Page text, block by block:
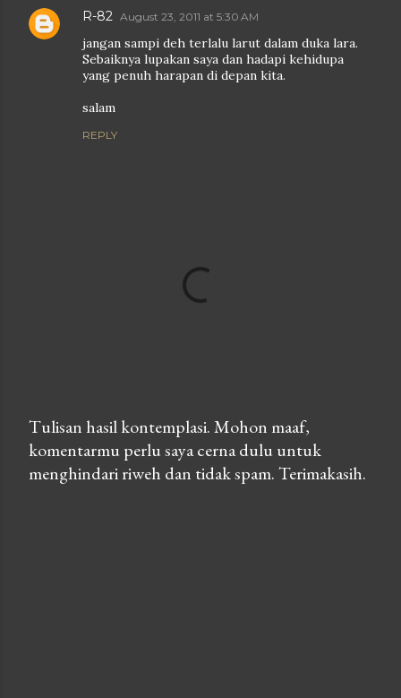
R-82 August 23, 2011 at 5:30 AM
jangan sampi deh terlalu larut dalam duka lara.
Sebaiknya lupakan saya dan hadapi kehidupa
yang penuh harapan di depan kita.
salam
REPLY
P
o
Tulisan hasil kontemplasi. Mohon maaf,
komentarmu perlu saya cerna dulu untuk
menghindari riweh dan tidak spam. Terimakasih.